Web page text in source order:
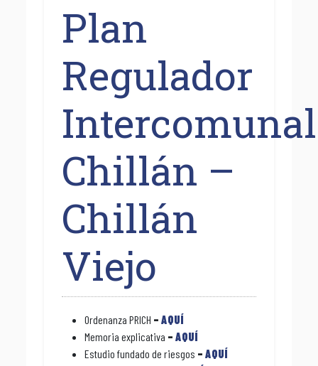
Plan
Regulador
Intercomunal
Chillán –
Chillán
Viejo
Ordenanza PRICH – AQUÍ
Memoria explicativa – AQUÍ
Estudio fundado de riesgos – AQUÍ